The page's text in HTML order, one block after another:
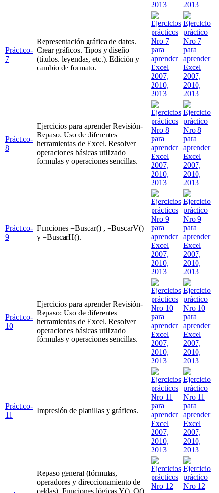
Práctico-
7
Representación gráfica de datos.
Crear gráficos. Tipos y diseño
(títulos. leyendas, etc.). Edición y
cambio de formato.
Práctico-
8
Ejercicios para aprender Revisión-
Repaso: Uso de diferentes
herramientas de Excel. Resolver
operaciones básicas utilizado
formulas y operaciones sencillas.
Práctico-
9
Funciones =Buscar() , =BuscarV()
y =BuscarH().
Práctico-
10
Ejercicios para aprender Revisión-
Repaso: Uso de diferentes
herramientas de Excel. Resolver
operaciones básicas utilizado
fórmulas y operaciones sencillas.
Práctico-
11
Impresión de planillas y gráficos.
Repaso general (fórmulas,
operadores y direccionamiento de
celdas). Funciones lógicas Y(), O().